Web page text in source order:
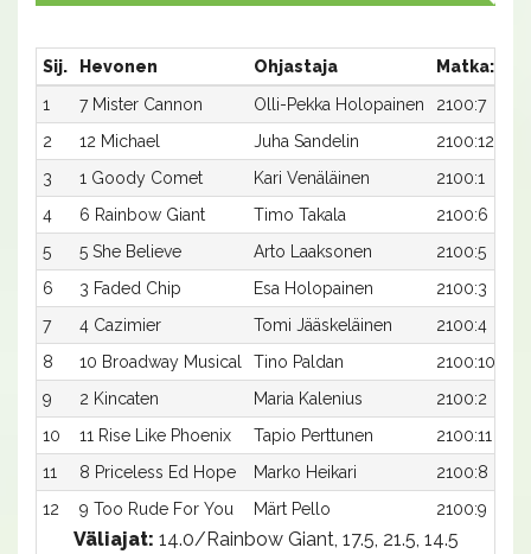
Sij. Hevonen Ohjastaja
1
7 Mister Cannon Olli-Pekka Holopainen
2100:7
2
12 Michael Juha Sandelin
2100:12
3
1 Goody Comet Kari Venäläinen
2100:1
4
6 Rainbow Giant Timo Takala
2100:6
5
5 She Believe Arto Laaksonen
2100:5
6
3 Faded Chip Esa Holopainen
2100:3
7
4 Cazimier Tomi Jääskeläinen
2100:4
8
10 Broadway Musical Tino Paldan
2100:10
9
2 Kincaten Maria Kalenius
2100:2
10
11 Rise Like Phoenix Tapio Perttunen
2100:11
11
8 Priceless Ed Hope Marko Heikari
2100:8
12
9 Too Rude For You Märt Pello 2100:9
Väliajat: 14.0/Rainbow Giant, 17.5, 21.5, 14.5